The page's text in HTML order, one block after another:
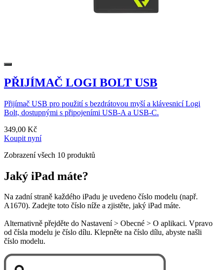
PŘIJÍMAČ LOGI BOLT USB
Přijímač USB pro použití s bezdrátovou myší a klávesnicí Logi
Bolt, dostupnými s připojeními USB-A a USB-C.
349,00 Kč
Koupit nyní
Zobrazení všech 10 produktů
Jaký iPad máte?
Na zadní straně každého iPadu je uvedeno číslo modelu (např.
A1670). Zadejte toto číslo níže a zjistěte, jaký iPad máte.
Alternativně přejděte do Nastavení > Obecné > O aplikaci. Vpravo
od čísla modelu je číslo dílu. Klepněte na číslo dílu, abyste našli
číslo modelu.